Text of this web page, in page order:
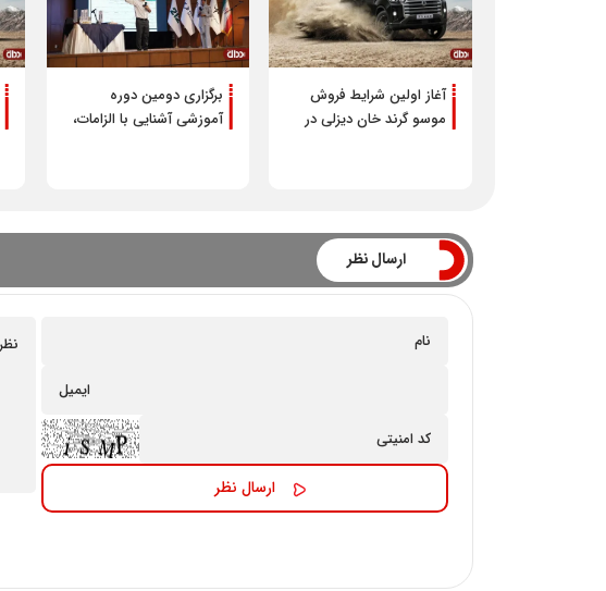
آغاز اولین شرایط فروش
موسو گرند خان دیزلی در
برگزاری دومین دوره
آموزشی آشنایی با الزامات،
ارسال نظر